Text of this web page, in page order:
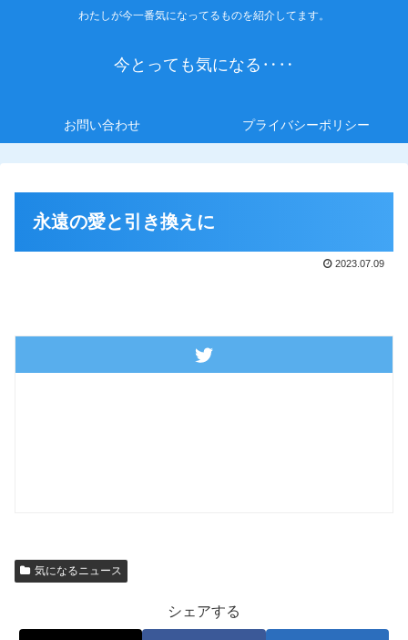
わたしが今一番気になってるものを紹介してます。
今とっても気になる‥‥
お問い合わせ プライバシーポリシー
永遠の愛と引き換えに
2023.07.09
気になるニュース
シェアする